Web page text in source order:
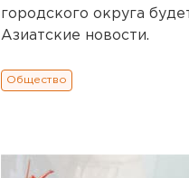
городского округа
Азиатские новости.
Общество